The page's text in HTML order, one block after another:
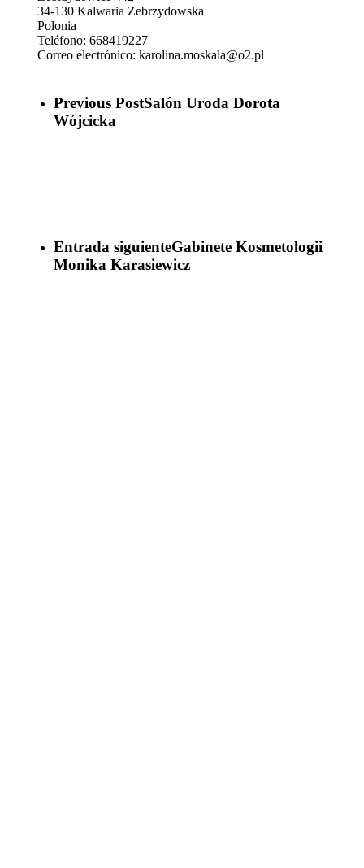
34-130 Kalwaria Zebrzydowska
Polonia
Teléfono: 668419227
Correo electrónico: karolina.moskala@o2.pl
Previous PostSalón Uroda Dorota
Wójcicka
Entrada siguienteGabinete Kosmetologii
Monika Karasiewicz